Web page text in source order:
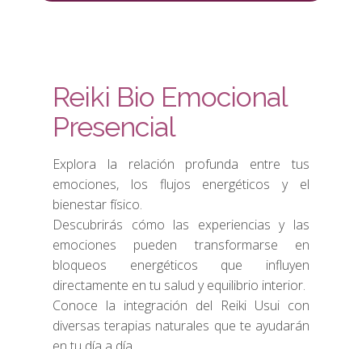
Reiki Bio Emocional
Presencial
Explora la relación profunda entre tus
emociones, los flujos energéticos y el
bienestar físico.
Descubrirás cómo las experiencias y las
emociones pueden transformarse en
bloqueos energéticos que influyen
directamente en tu salud y equilibrio interior.
Conoce la integración del Reiki Usui con
diversas terapias naturales que te ayudarán